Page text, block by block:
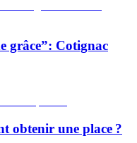
grâce”: Cotignac
obtenir une place ?